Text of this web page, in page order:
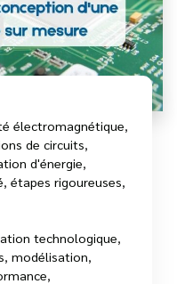
électromagnétique
de circuits
d'énergie
étapes rigoureuses
technologique
modélisation